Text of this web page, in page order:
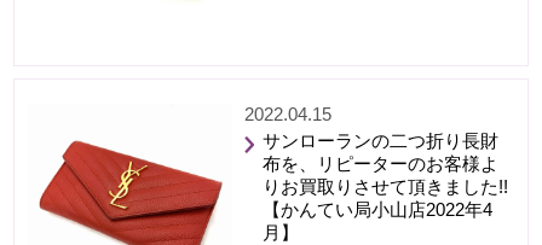
2022.04.15
サンローランの二つ折り長財
布を、リピーターのお客様よ
りお買取りさせて頂きました!!
【かんてい局小山店2022年4
月】